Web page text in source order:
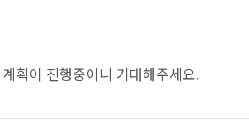
획이 진행중이니 기대해주세요.